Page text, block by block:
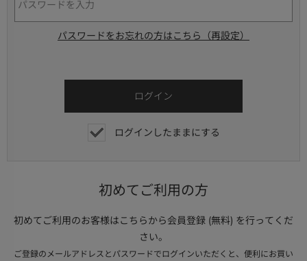
パスワードをお忘れの方はこちら（再設定）
ログインしたままにする
初めてご利用の方
初めてご利用のお客様はこちらから会員登録 (無料) を行ってくだ
さい。
ご登録のメールアドレスとパスワードでログインいただくと、便利にお買い